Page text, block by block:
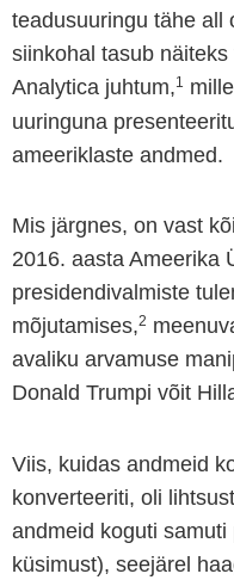
teadusuuringu tähe all
siinkohal tasub
Analytica juhtum,1
uuringuna
ameeriklaste andmed.
Mis järgnes, on vast
2016. aasta Ameerika
presidendivalmiste
mõjutamises,2
avaliku arvamuse
Donald Trumpi võit
Viis, kuidas andmeid
konverteeriti, oli
andmeid koguti
küsimust), seejärel